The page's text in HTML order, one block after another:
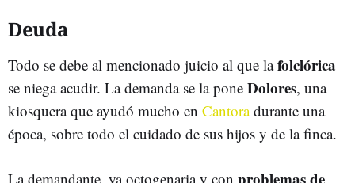
Deuda
Todo se debe al mencionado juicio al que lafolclórica
se niega acudir. La demanda se la pone Dolores, una
kiosquera que ayudó mucho en Cantoradurante una
época, sobre todo el cuidado de sus hijos y de la finca.
La demandante, ya octogenaria y con problemas de